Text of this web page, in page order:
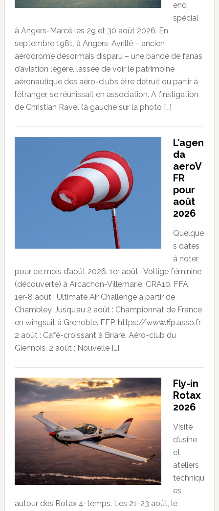
end
spécial
à Angers-Marcé les 29 et 30 août 2026. En
septembre 1981, à Angers-Avrillé – ancien
aérodrome désormais disparu – une bande de fanas
d’aviation légère, lassée de voir le patrimoine
aéronautique des aéro-clubs être détruit ou partir à
l’étranger, se réunissait en association. A l’instigation
de Christian Ravel (à gauche sur la photo […]
L’agen
da
aeroV
FR
pour
août
2026
Quelque
s dates
à noter
pour ce mois d’août 2026. 1er août : Voltige féminine
(découverte) à Arcachon-Villemarie. CRA10. FFA.
1er-8 août : Ultimate Air Challenge à partir de
Chambley. Jusqu’au 2 août : Championnat de France
en wingsuit à Grenoble. FFP. https://www.ffp.asso.fr
2 août : Café-croissant à Briare. Aéro-club du
Giennois. 2 août : Nouvelle […]
Fly-in
Rotax
2026
Visite
d’usine
et
ateliers
techniqu
es
autour des Rotax 4-temps. Les 21-23 août, le